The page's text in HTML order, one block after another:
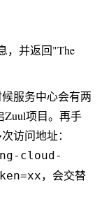
，并返回"The
候服务中心会有两
Zuul项目。再手
访问地址：
cloud-
，会交替